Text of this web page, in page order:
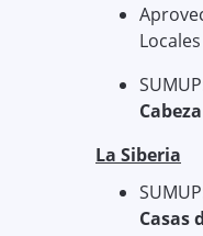
Locales
La Siberia
Casas